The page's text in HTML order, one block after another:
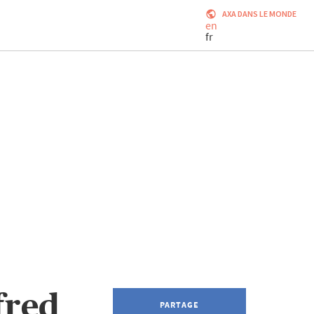
AXA DANS LE MONDE
en
fr
PARTAGE